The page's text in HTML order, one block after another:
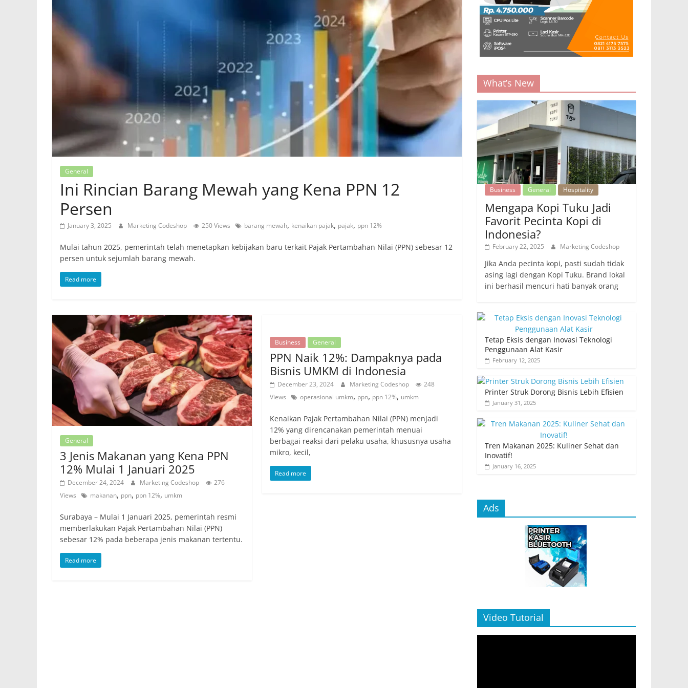
General
Ini Rincian Barang Mewah yang Kena PPN 12
Persen
January 3, 2025 Marketing Codeshop 250 Views barang mewah, kenaikan pajak, pajak, ppn 12%
Mulai tahun 2025, pemerintah telah menetapkan kebijakan baru terkait Pajak Pertambahan Nilai (PPN) sebesar 12
persen untuk sejumlah barang mewah.
Read more
General
3 Jenis Makanan yang Kena PPN
12% Mulai 1 Januari 2025
December 24, 2024 Marketing Codeshop
276
Views
makanan, ppn, ppn 12%, umkm
Surabaya – Mulai 1 Januari 2025, pemerintah resmi
memberlakukan Pajak Pertambahan Nilai (PPN)
sebesar 12% pada beberapa jenis makanan tertentu.
Read more
Business General
PPN Naik 12%: Dampaknya pada
Bisnis UMKM di Indonesia
December 23, 2024 Marketing Codeshop
248
Views
operasional umkm, ppn, ppn 12%, umkm
Kenaikan Pajak Pertambahan Nilai (PPN) menjadi
12% yang direncanakan pemerintah menuai
berbagai reaksi dari pelaku usaha, khususnya usaha
mikro, kecil,
Read more
What’s New
Business General Hospitality
Mengapa Kopi Tuku Jadi
Favorit Pecinta Kopi di
Indonesia?
February 22, 2025 Marketing Codeshop
Jika Anda pecinta kopi, pasti sudah tidak
asing lagi dengan Kopi Tuku. Brand lokal
ini berhasil mencuri hati banyak orang
Tetap Eksis dengan Inovasi Teknologi
Penggunaan Alat Kasir
February 12, 2025
Printer Struk Dorong Bisnis Lebih Efisien
January 31, 2025
Tren Makanan 2025: Kuliner Sehat dan
Inovatif!
January 16, 2025
Ads
Video Tutorial